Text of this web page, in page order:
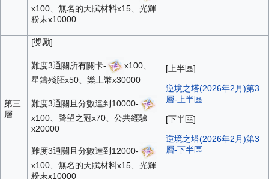
x100、無名的天賦材料x15、光輝
粉末x10000
第三
層
[獎勵]
難度3通關所有關卡-
x100、
星鑄殘胚x50、樂土幣x30000
難度3通關且分數達到10000-
x100、聲望之冠x70、公共經驗
x20000
難度3通關且分數達到12000-
x100、無名的天賦材料x15、光輝
粉末x10000
[上半區]
逆境之塔(2026年2月)第3
層-上半區
[下半區]
逆境之塔(2026年2月)第3
層-下半區